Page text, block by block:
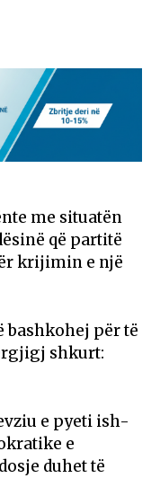
me situatën
që partitë
krijimin e një
bashkohej për të
shkurt:
e pyeti ish-
e
duhet të